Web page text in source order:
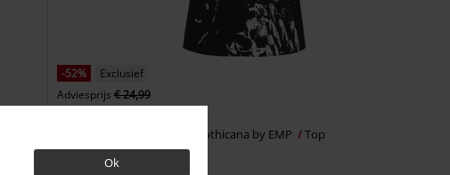
Ok
-52%
Exclusief
Adviesprijs € 24,99
€ 11,99
Gothicana by EMP Top